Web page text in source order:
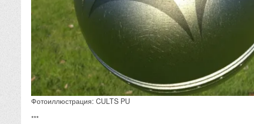
Фотоиллюстрация: CULTS PU
***